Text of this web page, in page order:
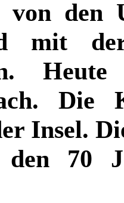
von den
mit
Die
Insel.
70